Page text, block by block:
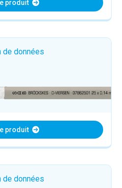
produit
de données
produit
de données